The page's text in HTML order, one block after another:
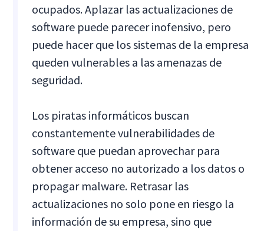
ocupados. Aplazar las actualizaciones de
software puede parecer inofensivo, pero
puede hacer que los sistemas de la empresa
queden vulnerables a las amenazas de
seguridad.
Los piratas informáticos buscan
constantemente vulnerabilidades de
software que puedan aprovechar para
obtener acceso no autorizado a los datos o
propagar malware. Retrasar las
actualizaciones no solo pone en riesgo la
información de su empresa, sino que